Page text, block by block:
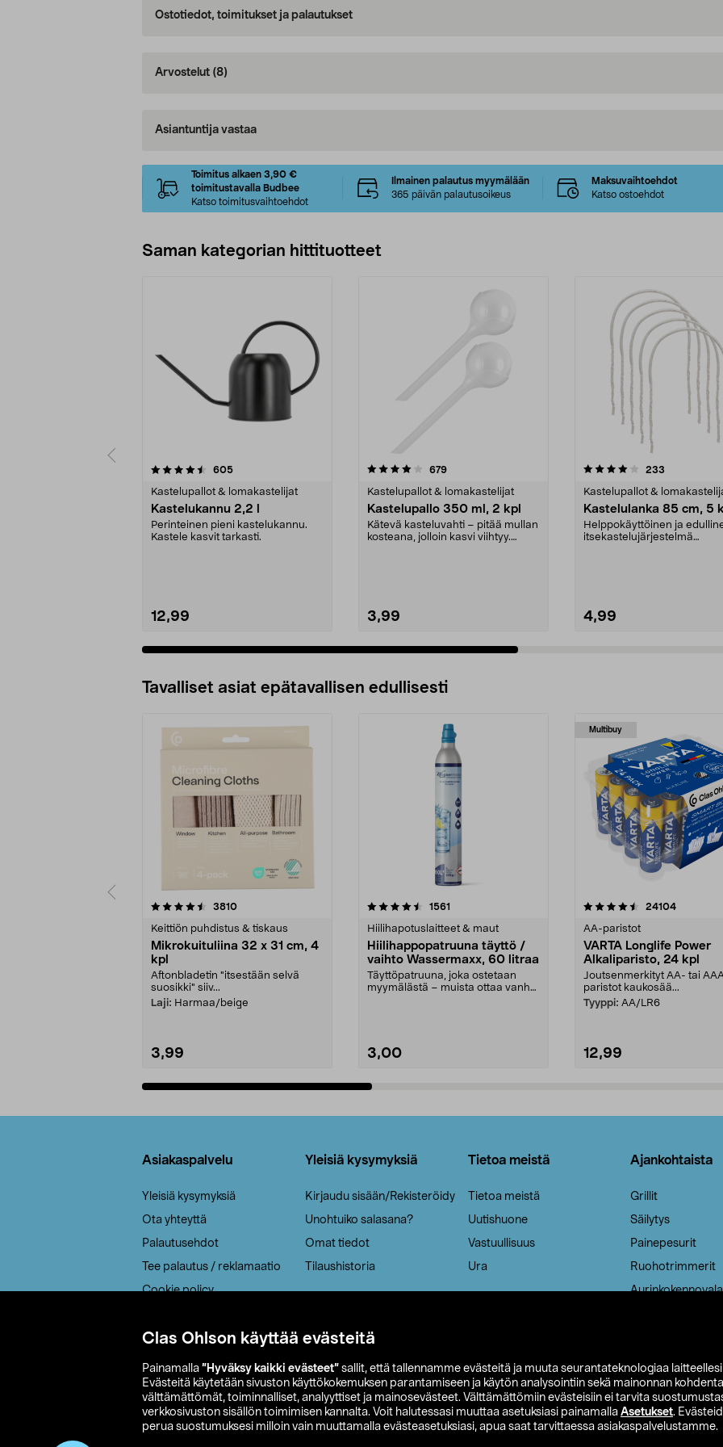
Clas Ohlson käyttää evästeitä
Painamalla ”Hyväksy kaikki evästeet” sallit, että tallennamme evästeitä ja muuta seurantateknologiaa laitteellesi
Evästeitä käytetään sivuston käyttökokemuksen parantamiseen ja käytön analysointiin sekä mainonnan
välttämättömät, toiminnalliset, analyyttiset ja mainosevästeet. Välttämättömiin evästeisiin ei tarvita
verkkosivuston sisällön toimimisen kannalta. Voit halutessasi muuttaa asetuksiasi painamalla Asetukset.
perua suostumuksesi milloin vain muuttamalla evästeasetuksiasi, apua saat tarvittaessa asiakaspalvelustamme.
Ostotiedot, toimitukset ja palautukset
Arvostelut (8)
Asiantuntija vastaa
Toimitus alkaen 3,90 €
toimitustavalla Budbee
Katso toimitusvaihtoehdot
Ilmainen palautus myymälään
365 päivän palautusoikeus
Maksuvaihtoehdot
Katso ostoehdot
Saman kategorian hittituotteet
605arvostelut
Kastelupallot & lomakastelijat
Kastelukannu 2,2 l
Perinteinen pieni kastelukannu.
Kastele kasvit tarkasti.
12,99
4.0 viidestä
679arvostelut
Kastelupallot & lomakastelijat
Kastelupallo 350 ml, 2 kpl
Kätevä kasteluvahti – pitää mullan
kosteana, jolloin kasvi viihtyy.
3,99
4.0 viidestä
233
Kastelupallot &
Kastelulanka 85 cm, 5
Helppokäyttöinen ja
itsekastelujärjestelmä
4,99
4.5 viidestä
Tavalliset asiat epätavallisen edullisesti
3810arvostelut
Keittiön puhdistus & tiskaus
Mikrokuituliina 32 x 31 cm, 4
kpl
Aftonbladetin "itsestään selvä
suosikki" siiv...
Laji: Harmaa/beige
3,99
4.5viidestä
1561
Hiilihapotuslaitteet & maut
Hiilihappopatruuna täyttö /
vaihto Wassermaxx, 60 litraa
Täyttöpatruuna, joka ostetaan
myymälästä – muista ottaa vanha
3,00
Multibuy
4.5viidestä
24104arvostelut
AA-paristot
VARTA Longlife Power
Alkaliparisto, 24 kpl
Joutsenmerkityt AA- tai
paristot kaukosää...
Tyyppi: AA/LR6
12,99
4.5viidestä
Asiakaspalvelu
Yleisiä kysymyksiä
Ota yhteyttä
Palautusehdot
Tee palautus / reklamaatio
Cookie policy
Saavutettavuus
Yleisiä kysymyksiä
Kirjaudu sisään/Rekisteröidy
Unohtuiko salasana?
Omat tiedot
Tilaushistoria
Tietoa meistä
Tietoa meistä
Uutishuone
Vastuullisuus
Ura
Ajankohtaista
Grillit
Säilytys
Painepesurit
Ruohotrimmerit